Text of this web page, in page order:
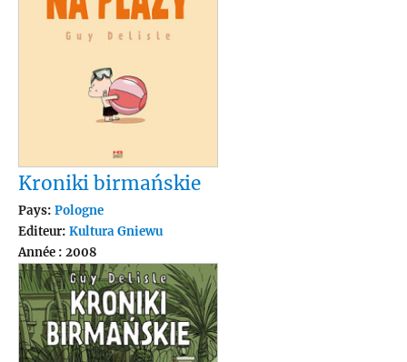
Kroniki birmańskie
Pays: Pologne
Editeur: Kultura Gniewu
Année : 2008